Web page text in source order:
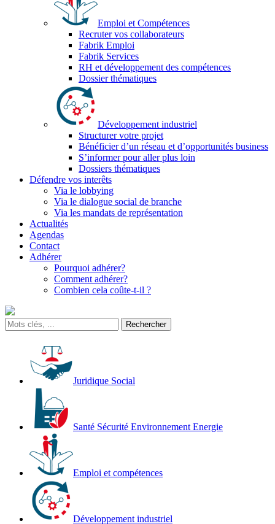
Emploi et Compétences
Recruter vos collaborateurs
Fabrik Emploi
Fabrik Services
RH et développement des compétences
Dossier thématiques
Développement industriel
Structurer votre projet
Bénéficier d’un réseau et d’opportunités business
S’informer pour aller plus loin
Dossiers thématiques
Défendre vos interêts
Via le lobbying
Via le dialogue social de branche
Via les mandats de représentation
Actualités
Agendas
Contact
Adhérer
Pourquoi adhérer?
Comment adhérer?
Combien cela coûte-t-il ?
Juridique Social
Santé Sécurité Environnement Energie
Emploi et compétences
Développement industriel